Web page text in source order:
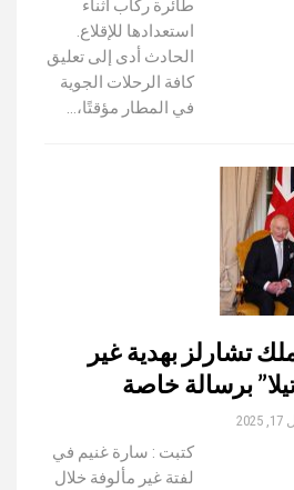
طائرة ركاب أثناء
استعدادها للإقلاع.
الحادث أدى إلى تعليق
كافة الرحلات الجوية
في المطار مؤقتًا،…
تشارلز بهدية غير
برسالة خاصة
كتبت : سارة غنيم في
لفتة غير مألوفة خلال